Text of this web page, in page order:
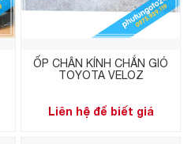
ỐP CHÂN KÍNH CHẮN GIÓ
TOYOTA VELOZ
Liên hệ để biết giá